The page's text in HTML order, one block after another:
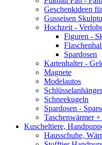
Geschenkideen
Gusseisen
Hochzeit -
Figuren -
Spardosen
Kartenhalter -
Magnete
Modelautos
Schlüsselanhänger
Schneekugeln
Spardosen -
Taschenwärmer
Kuscheltiere,
Hausschuhe,